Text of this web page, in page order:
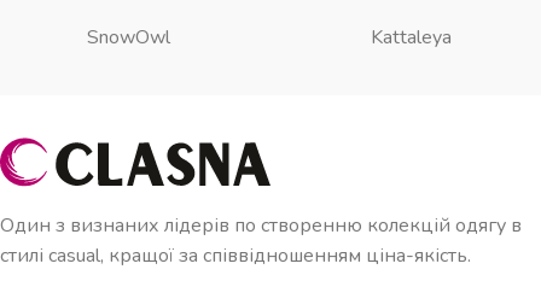
SnowOwl Kattaleya
Один з визнаних лідерів по створенню колекцій одягу в
стилі casual, кращої за співвідношенням ціна-якість.